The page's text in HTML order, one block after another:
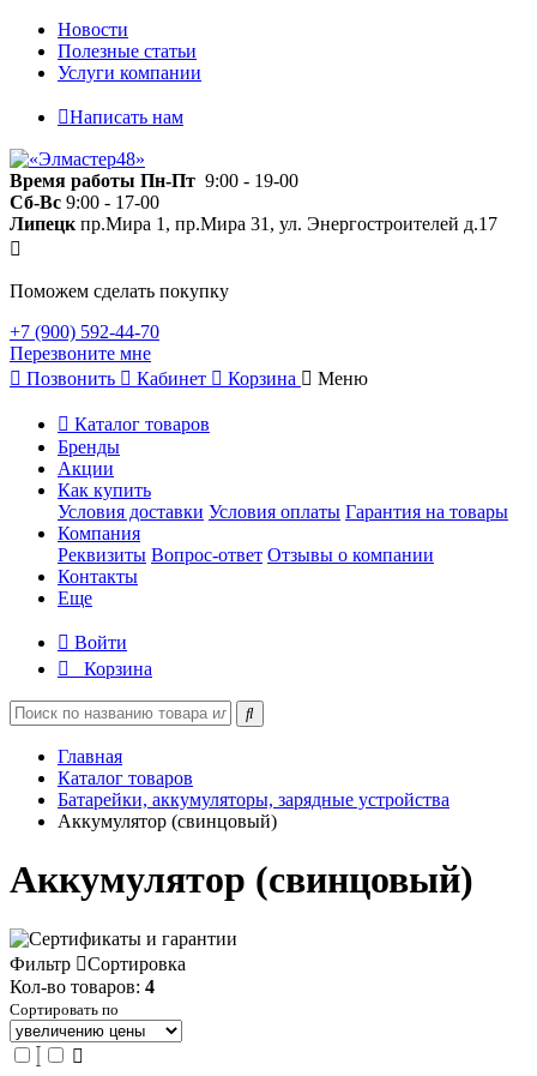
Новости
Полезные статьи
Услуги компании
Написать нам
Время работы Пн-Пт 9:00 - 19-00
Сб-Вс 9:00 - 17-00
Липецк пр.Мира 1, пр.Мира 31, ул. Энергостроителей д.17
Поможем сделать покупку
+7 (900) 592-44-70
Перезвоните мне
Позвонить
Кабинет Корзина Меню
Каталог товаров
Бренды
Акции
Как купить
Условия доставки Условия оплаты Гарантия на товары
Компания
Реквизиты Вопрос-ответ Отзывы о компании
Контакты
Еще
Войти
Корзина
Главная
Каталог товаров
Батарейки, аккумуляторы, зарядные устройства
Аккумулятор (свинцовый)
Аккумулятор (свинцовый)
Фильтр
Сортировка
Кол-во товаров: 4
Сортировать по